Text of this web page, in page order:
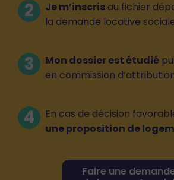
Je m’inscris au fichier
la demande locative
Mon dossier est étudié
en commission
En cas de décision
une proposition de
Faire une